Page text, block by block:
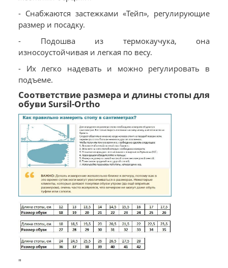
- Снабжаются застежками «Тейп», регулирующие
размер и посадку.
- Подошва из термокаучука, она
износоустойчивая и легкая по весу.
- Их легко надевать и можно регулировать в
подъеме.
Соответствие размера и длины стопы для
обуви Sursil-Ortho
"